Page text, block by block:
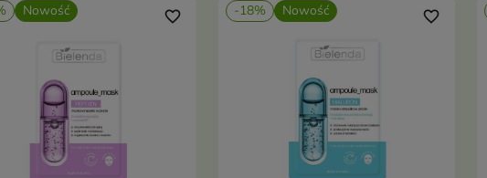
Nowość favorite_border -18% Nowość favorite_border